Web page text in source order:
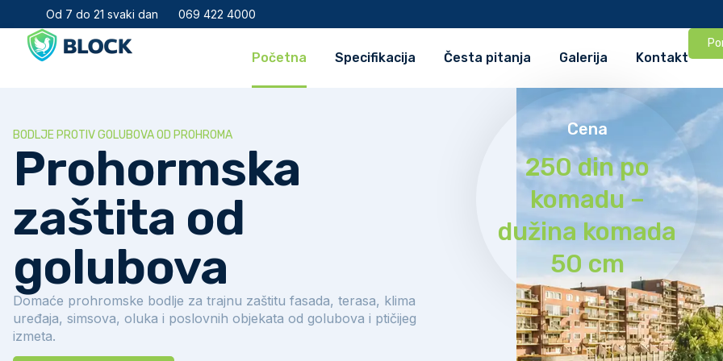
Od 7 do 21 svaki dan 069 422 4000
Početna Specifikacija Česta pitanja Galerija Kontakt
BODLJE PROTIV GOLUBOVA OD PROHROMA
Prohormska
zaštita od
golubova
Domaće prohromske bodlje za trajnu zaštitu fasada, terasa, klima
uređaja, simsova, oluka i poslovnih objekata od golubova i ptičijeg
izmeta.
Cena
250 din po
komadu –
dužina komada
50 cm